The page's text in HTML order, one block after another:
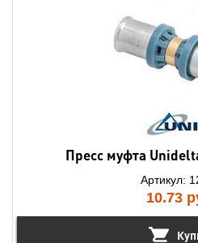
Пресс муфта
Артикул:
10.73